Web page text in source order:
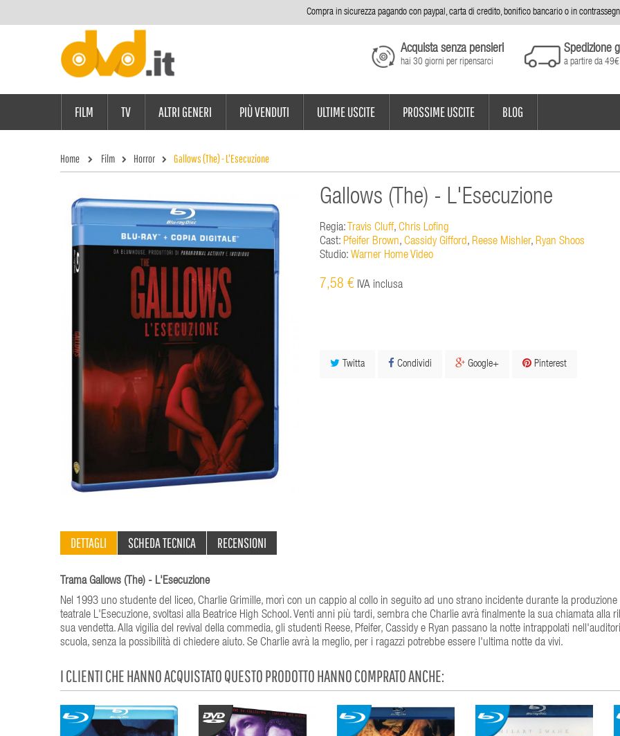
Compra in sicurezza pagando con paypal, carta di credito, bonifico bancario o in
Acquista senza pensieri
hai 30 giorni per ripensarci
Spedizione
a partire da 49€
FILM TV ALTRI GENERI PIÙ VENDUTI ULTIME USCITE PROSSIME USCITE BLOG
Home Film Horror Gallows (The) - L'Esecuzione
Gallows (The) - L'Esecuzione
Regia: Travis Cluff, Chris Lofing
Cast: Pfeifer Brown, Cassidy Gifford, Reese Mishler, Ryan Shoos
Studio: Warner Home Video
7,58 € IVA inclusa
Twitta Condividi Google+ Pinterest
DETTAGLI SCHEDA TECNICA RECENSIONI
Trama Gallows (The) - L'Esecuzione
Nel 1993 uno studente del liceo, Charlie Grimille, morì con un cappio al collo in seguito ad uno strano incidente durante la
teatrale L'Esecuzione, svoltasi alla Beatrice High School. Venti anni più tardi, sembra che Charlie avrà finalmente la sua chiamata alla
sua vendetta. Alla vigilia del revival della commedia, gli studenti Reese, Pfeifer, Cassidy e Ryan passano la notte intrappolati
scuola, senza la possibilità di chiedere aiuto. Se Charlie avrà la meglio, per i ragazzi potrebbe essere l'ultima notte da vivi.
I CLIENTI CHE HANNO ACQUISTATO QUESTO PRODOTTO HANNO COMPRATO ANCHE: